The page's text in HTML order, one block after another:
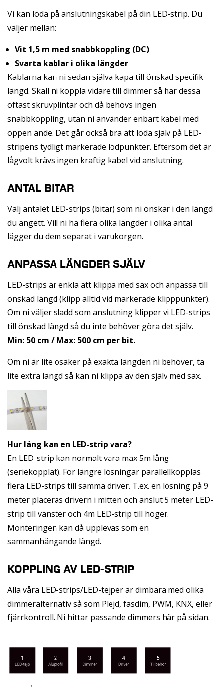
Vi kan löda på anslutningskabel på din LED-strip. Du
väljer mellan:
Vit 1,5 m med snabbkoppling (DC)
Svarta kablar i olika längder
Kablarna kan ni sedan själva kapa till önskad specifik
längd. Skall ni koppla vidare till dimmer så har dessa
oftast skruvplintar och då behövs ingen
snabbkoppling, utan ni använder enbart kabel med
öppen ände. Det går också bra att löda själv på LED-
stripens tydligt markerade lödpunkter. Eftersom det är
lågvolt krävs ingen kraftig kabel vid anslutning.
ANTAL BITAR
Välj antalet LED-strips (bitar) som ni önskar i den längd
du angett. Vill ni ha flera olika längder i olika antal
lägger du dem separat i varukorgen.
ANPASSA LÄNGDER SJÄLV
LED-strips är enkla att klippa med sax och anpassa till
önskad längd (klipp alltid vid markerade klipppunkter).
Om ni väljer sladd som anslutning klipper vi LED-strips
till önskad längd så du inte behöver göra det själv.
Min: 50 cm / Max: 500 cm per bit.
Om ni är lite osäker på exakta längden ni behöver, ta
lite extra längd så kan ni klippa av den själv med sax.
Hur lång kan en LED-strip vara?
En LED-strip kan normalt vara max 5m lång
(seriekopplat). För längre lösningar parallellkopplas
flera LED-strips till samma driver. T.ex. en lösning på 9
meter placeras drivern i mitten och anslut 5 meter LED-
strip till vänster och 4m LED-strip till höger.
Monteringen kan då upplevas som en
sammanhängande längd.
KOPPLING AV LED-STRIP
Alla våra LED-strips/LED-tejper är dimbara med olika
dimmeralternativ så som Plejd, fasdim, PWM, KNX, eller
fjärrkontroll. Ni hittar passande dimmers här på sidan.